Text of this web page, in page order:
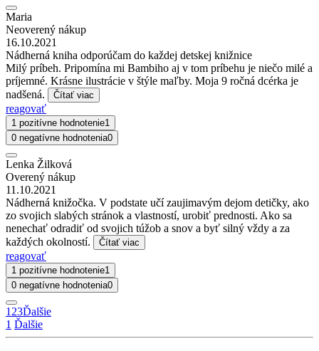
Maria
Neoverený nákup
16.10.2021
Nádherná kniha odporúčam do každej detskej knižnice
Milý príbeh. Pripomína mi Bambiho aj v tom príbehu je niečo milé a
príjemné. Krásne ilustrácie v štýle maľby. Moja 9 ročná dcérka je
nadšená.
Čítať viac
reagovať
1 pozitívne hodnotenie1
0 negatívne hodnotenia0
Lenka Žilková
Overený nákup
11.10.2021
Nádherná knižočka. V podstate učí zaujimavým dejom detičky, ako
zo svojich slabých stránok a vlastností, urobiť prednosti. Ako sa
nenechať odradiť od svojich túžob a snov a byť silný vždy a za
každých okolností.
Čítať viac
reagovať
1 pozitívne hodnotenie1
0 negatívne hodnotenia0
1 23Ďalšie
1 Ďalšie